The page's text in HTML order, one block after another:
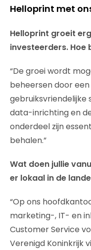
Helloprint met
Helloprint groeit
investeerders. Hoe
“De groei wordt
beheersen door
gebruiksvriendelijke
data-inrichting en
onderdeel zijn
behalen.”
Wat doen jullie
er lokaal in de
“Op ons
marketing-, IT- en
Customer Service
Verenigd Koninkrijk